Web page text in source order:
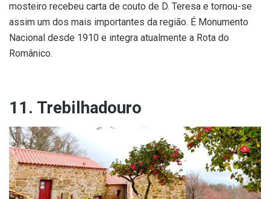
mosteiro recebeu carta de couto de D. Teresa e tornou-se
assim um dos mais importantes da região. É Monumento
Nacional desde 1910 e integra atualmente a Rota do
Românico.
11. Trebilhadouro